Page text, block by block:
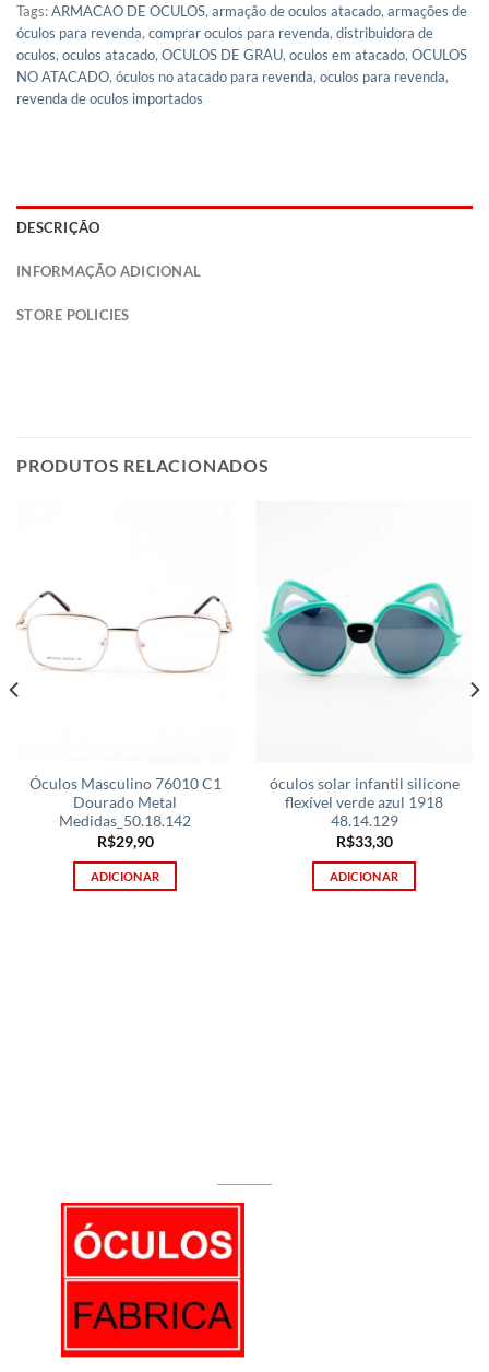
Tags:ARMACAO DE OCULOS, armação de oculos atacado, armações de
óculos para revenda, comprar oculos para revenda, distribuidora de
oculos, oculos atacado, OCULOS DE GRAU, oculos em atacado, OCULOS
NO ATACADO, óculos no atacado para revenda, oculos para revenda,
revenda de oculos importados
DESCRIÇÃO
INFORMAÇÃO ADICIONAL
STORE POLICIES
PRODUTOS RELACIONADOS
Óculos Masculino 76010 C1
Dourado Metal
Medidas_50.18.142
R$29,90
ADICIONAR
óculos solar infantil silicone
flexível verde azul 1918
48.14.129
R$33,30
ADICIONAR